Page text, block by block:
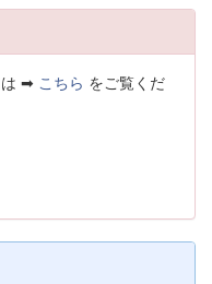
は ➡ こちら をご覧くだ